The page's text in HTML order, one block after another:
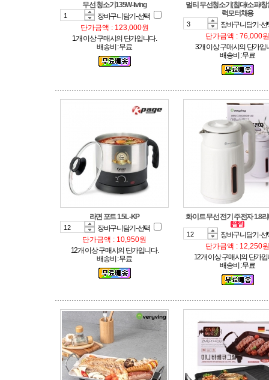
무선 청소기135W-living
장바구니담기-선택
단가금액 : 123,000원
1개 이상 구매시의 단가입니다.
배송비 : 무료
력모터채용
장바구니담기-
단가금액 : 76,000원
3개 이상 구매시의 단가입
배송비 : 무료
라면 포트 1.5L -KP
장바구니담기-선택
단가금액 : 10,950원
12개 이상 구매시의 단가입니다.
배송비 : 무료
화이트 무선 전기 주전자 1.8
장바구니담기-
단가금액 : 12,250원
12개 이상 구매시의 단가입
배송비 : 무료